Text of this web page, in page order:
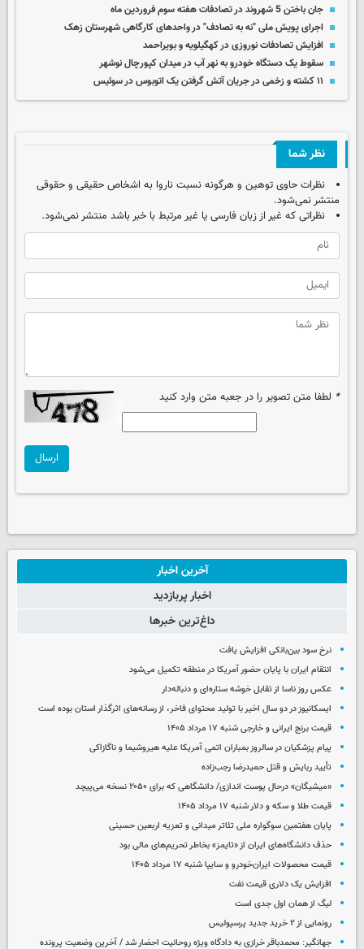
جان باختن 5 شهروند در تصادفات هفته سوم فروردین ماه
اجرای پویش ملی "نه به تصادف" در واحدهای کارگاهی شهرستان زهک
افزایش تصادفات نوروزی در کهگیلویه و بویراحمد
سقوط یک دستگاه خودرو به نهر آب در میدان کپورچال نوشهر
۱۱ کشته و زخمی در جریان آتش‌ گرفتن یک اتوبوس در سوئیس
نظر شما
نظرات حاوی توهین و هرگونه نسبت ناروا به اشخاص حقیقی و حقوقی
منتشر نمی‌شود.
نظراتی که غیر از زبان فارسی یا غیر مرتبط با خبر باشد منتشر نمی‌شود.
* لطفا متن تصویر را در جعبه متن وارد کنید
ارسال
آخرین اخبار
اخبار پربازدید
داغ‌ترین خبرها
نرخ سود بین‌بانکی افزایش یافت
انتقام ایران با پایان حضور آمریکا در منطقه تکمیل می‌شود
عکس روز ناسا از تقابل خوشه ستاره‌ای و دنباله‌دار
ایسکانیوز در دو سال اخیر با تولید محتوای فاخر، از رسانه‌های اثرگذار استان بوده است
قیمت برنج ایرانی و خارجی شنبه ۱۷ مرداد ۱۴۰۵
پیام پزشکیان در سالروز بمباران اتمی آمریکا علیه هیروشیما و ناگازاکی
تأیید ربایش و قتل حمیدرضا رجب‌زاده
«میشیگان» درحال پوست اندازی/ دانشگاهی که برای ۲۰۵۰ نسخه می‌پیچد
قیمت طلا و سکه و دلار شنبه ۱۷ مرداد ۱۴۰۵
پایان هفتمین سوگواره ملی تئاتر میدانی و تعزیه اربعین حسینی
حذف دانشگاه‌های ایران از «تایمز» بخاطر تحریم‌های مالی بود
قیمت محصولات ایران‌خودرو و سایپا شنبه ۱۷ مرداد ۱۴۰۵
افزایش یک دلاری قیمت نفت
لیگ از همان اول جدی است
رونمایی از ۲ خرید جدید پرسپولیس
جهانگیر: محمدباقر خرازی به دادگاه ویژه روحانیت احضار شد / آخرین وضعیت پرونده